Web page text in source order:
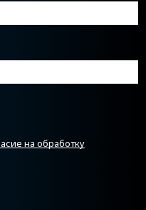
на обработку